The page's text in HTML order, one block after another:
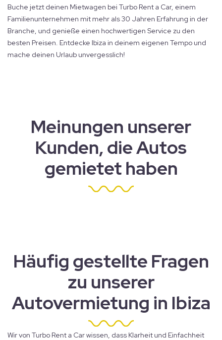
Buche jetzt deinen Mietwagen bei Turbo Rent a Car, einem
Familienunternehmen mit mehr als 30 Jahren Erfahrung in der
Branche, und genieße einen hochwertigen Service zu den
besten Preisen. Entdecke Ibiza in deinem eigenen Tempo und
mache deinen Urlaub unvergesslich!
Meinungen unserer
Kunden, die Autos
gemietet haben
Häufig gestellte Fragen
zu unserer
Autovermietung in Ibiza
Wir von Turbo Rent a Car wissen, dass Klarheit und Einfachheit